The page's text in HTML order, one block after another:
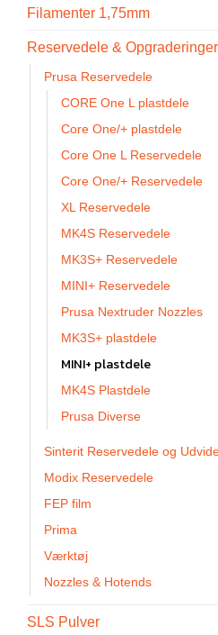
Filamenter 1,75mm
Reservedele & Opgraderinger
Prusa Reservedele
CORE One L plastdele
Core One/+ plastdele
Core One L Reservedele
Core One/+ Reservedele
XL Reservedele
MK4S Reservedele
MK3S+ Reservedele
MINI+ Reservedele
Prusa Nextruder Nozzles
MK3S+ plastdele
MINI+ plastdele
MK4S Plastdele
Prusa Diverse
Sinterit Reservedele og
Modix Reservedele
FEP film
Prima
Værktøj
Nozzles & Hotends
SLS Pulver